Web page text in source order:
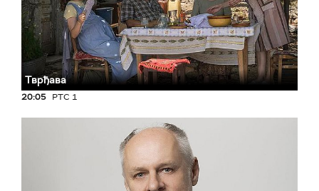
Тврђава
20:05 РТС 1